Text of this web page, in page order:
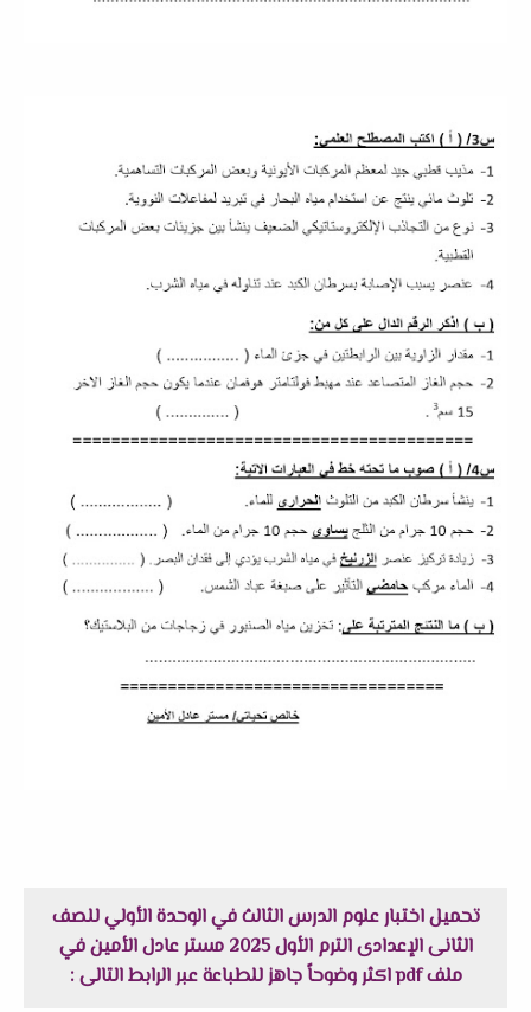
تحميل اختبار علوم الدرس الثالث في الوحدة الأولي للصف
الثانى الإعدادى الترم الأول 2025 مستر عادل الأمين في
ملف pdf اكثر وضوحاً جاهز للطباعة عبر الرابط التالى :